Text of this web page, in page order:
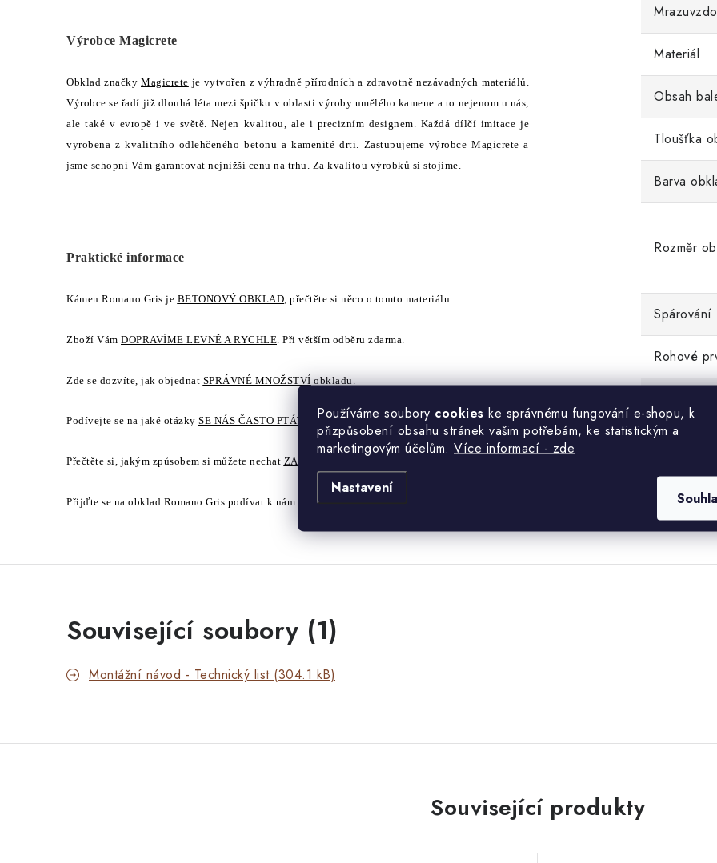
Používáme soubory cookies ke správnému fungování e-shopu, k
přizpůsobení obsahu stránek vašim potřebám, ke statistickým a
marketingovým účelům. Více informací - zde
Nastavení
Výrobce Magicrete
Obklad značkyMagicrete je vytvořen z výhradně přírodních a zdravotně nezávadných materiálů.
Výrobce se řadí již dlouhá léta mezi špičku v oblasti výroby umělého kamene a to nejenom u nás,
ale také v evropě i ve světě. Nejen kvalitou, ale i precizním designem. Každá dílčí imitace je
vyrobena z kvalitního odlehčeného betonu a kamenité drti. Zastupujeme výrobce Magicrete a
jsme schopní Vám garantovat nejnižší cenu na trhu. Za kvalitou výrobků si stojíme.
Praktické informace
Kámen Romano Gris je BETONOVÝ OBKLAD, přečtěte si něco o tomto materiálu.
Zboží Vám DOPRAVÍME LEVNĚ A RYCHLE. Při větším odběru zdarma.
Zde se dozvíte, jak objednat SPRÁVNÉ MNOŽSTVÍ obkladu.
Podívejte se na jaké otázky SE NÁS ČASTO PTÁTE
Přečtěte si, jakým způsobem si můžete nechat ZASLAT ZDARMA VZOREK
Přijďte se na obklad Romano Gris podívat k nám do PRODEJNY KAMENNÝCH OBKLADŮ ZLÍN
Materiál
Obsah
Tloušťka
Barva
Rozměr
Spárování
Rohové
Související soubory (1)
Montážní návod - Technický list (304.1 kB)
Související produkty